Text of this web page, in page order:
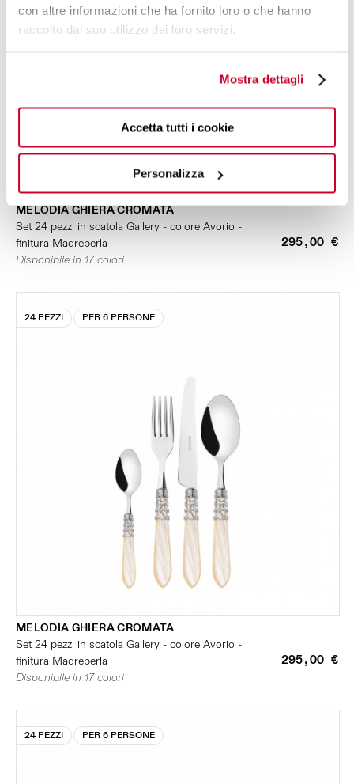
con altre informazioni che ha fornito loro o che hanno
raccolto dal suo utilizzo dei loro servizi.
Mostra dettagli
Accetta tutti i cookie
Personalizza
MELODIA GHIERA CROMATA
Set 24 pezzi in scatola Gallery - colore Avorio -
finitura Madreperla
295,00 €
Disponibile in 17 colori
24 PEZZI PER 6 PERSONE
MELODIA GHIERA CROMATA
Set 24 pezzi in scatola Gallery - colore Avorio -
finitura Madreperla
295,00 €
Disponibile in 17 colori
24 PEZZI PER 6 PERSONE